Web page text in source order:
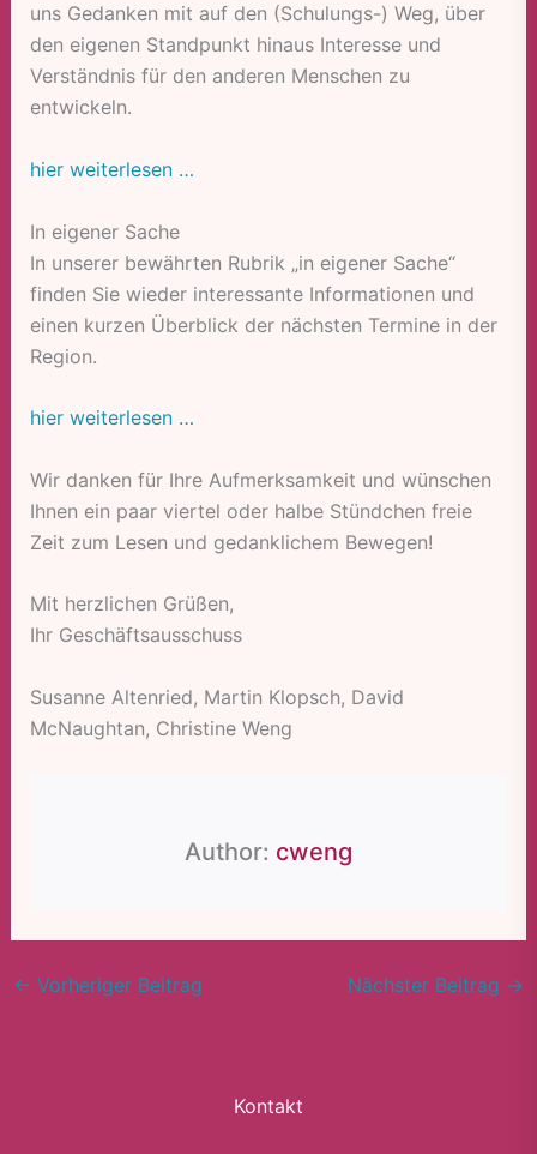
uns Gedanken mit auf den (Schulungs-) Weg, über
den eigenen Standpunkt hinaus Interesse und
Verständnis für den anderen Menschen zu
entwickeln.
hier weiterlesen …
In eigener Sache
In unserer bewährten Rubrik „in eigener Sache“
finden Sie wieder interessante Informationen und
einen kurzen Überblick der nächsten Termine in der
Region.
hier weiterlesen …
Wir danken für Ihre Aufmerksamkeit und wünschen
Ihnen ein paar viertel oder halbe Stündchen freie
Zeit zum Lesen und gedanklichem Bewegen!
Mit herzlichen Grüßen,
Ihr Geschäftsausschuss
Susanne Altenried, Martin Klopsch, David
McNaughtan, Christine Weng
Author: cweng
← Vorheriger Beitrag Nächster Beitrag →
Kontakt